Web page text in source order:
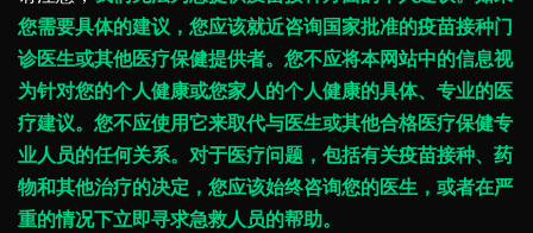
您需要具体的建议，您应该就近咨询国家批准的疫苗接种门
诊医生或其他医疗保健提供者。您不应将本网站中的信息视
为针对您的个人健康或您家人的个人健康的具体、专业的医
疗建议。您不应使用它来取代与医生或其他合格医疗保健专
业人员的任何关系。对于医疗问题，包括有关疫苗接种、药
物和其他治疗的决定，您应该始终咨询您的医生，或者在严
重的情况下立即寻求急救人员的帮助。